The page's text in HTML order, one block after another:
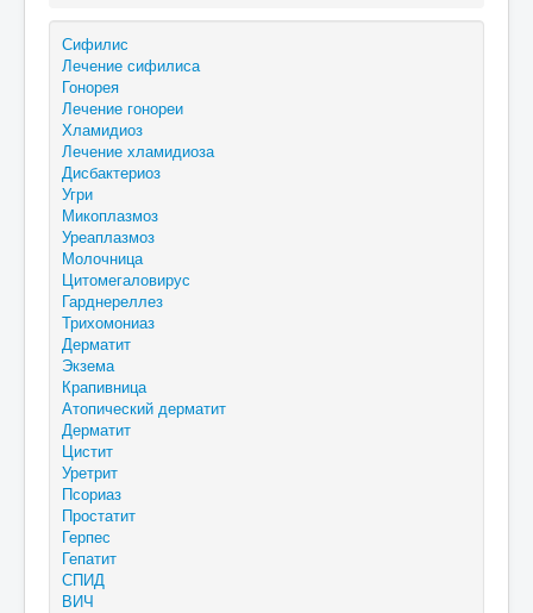
Сифилис
Лечение сифилиса
Гонорея
Лечение гонореи
Хламидиоз
Лечение хламидиоза
Дисбактериоз
Угри
Микоплазмоз
Уреаплазмоз
Молочница
Цитомегаловирус
Гарднереллез
Трихомониаз
Дерматит
Экзема
Крапивница
Атопический дерматит
Дерматит
Цистит
Уретрит
Псориаз
Простатит
Герпес
Гепатит
СПИД
ВИЧ